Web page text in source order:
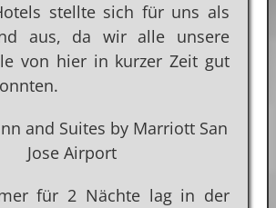
stellte sich für uns als
aus, da wir alle unsere
von hier in kurzer Zeit gut
für 2 Nächte lag in der